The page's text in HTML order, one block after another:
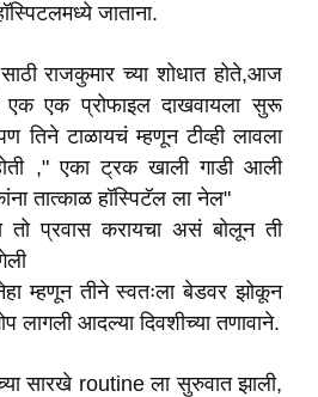
जाताना.
राजकुमार च्या शोधात होते,आज
एक एक प्रोफाइल दाखवायला सुरू
तिने टाळायचं म्हणून टीव्ही लावला
," एका ट्रक खाली गाडी आली
तात्काळ हॉस्पिटॅल ला नेल"
तो प्रवास करायचा असं बोलून ती
म्हणून तीने स्वतःला बेडवर झोकून
आदल्या दिवशीच्या तणावाने.
सारखे routine ला सुरुवात झाली,